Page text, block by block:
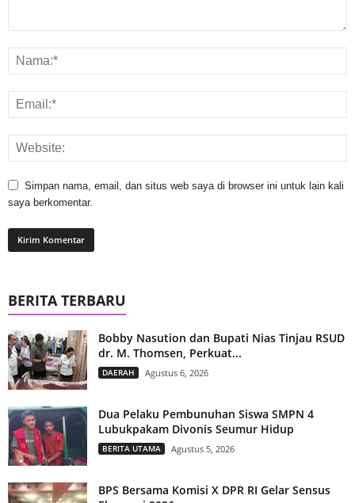
Simpan nama, email, dan situs web saya di browser ini untuk lain kali
saya berkomentar.
BERITA TERBARU
Bobby Nasution dan Bupati Nias Tinjau RSUD
dr. M. Thomsen, Perkuat...
DAERAH Agustus 6, 2026
Dua Pelaku Pembunuhan Siswa SMPN 4
Lubukpakam Divonis Seumur Hidup
BERITA UTAMA Agustus 5, 2026
BPS Bersama Komisi X DPR RI Gelar Sensus